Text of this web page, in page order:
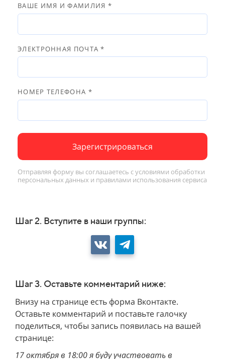
ВАШЕ ИМЯ И ФАМИЛИЯ *
ЭЛЕКТРОННАЯ ПОЧТА *
НОМЕР ТЕЛЕФОНА *
Зарегистрироваться
Отправляя форму вы соглашаетесь сусловиями обработки
персональных данных и правилами использования сервиса
Шаг 2. Вступите в наши группы:
Шаг 3. Оставьте комментарий ниже:
Внизу на странице есть форма Вконтакте.
Оставьте комментарий и поставьте галочку
поделиться, чтобы запись появилась на вашей
странице:
17 октября в 18:00 я буду участвовать в